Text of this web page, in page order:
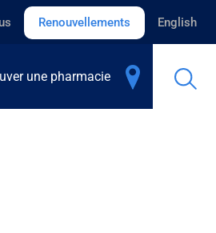
Renouvellements English
une pharmacie